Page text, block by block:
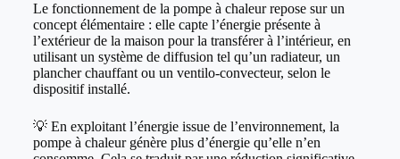
Le fonctionnement de la pompe à chaleur repose sur un
concept élémentaire : elle capte l’énergie présente à
l’extérieur de la maison pour la transférer à l’intérieur, en
utilisant un système de diffusion tel qu’un radiateur, un
plancher chauffant ou un ventilo-convecteur, selon le
dispositif installé.
💡 En exploitant l’énergie issue de l’environnement, la
pompe à chaleur génère plus d’énergie qu’elle n’en